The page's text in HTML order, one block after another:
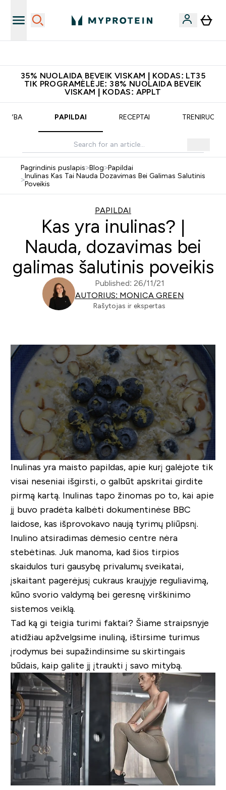
35% NUOLAIDA BEVEIK VISKAM | KODAS: LT35
TIK PROGRAMĖLĖJE: 38% NUOLAIDA BEVEIK
VISKAM | KODAS: APPLT
PAPILDAI RECEPTAI
Pagrindinis puslapis>Blog>Papildai
>Inulinas Kas Tai Nauda Dozavimas Bei Galimas Salutinis
Poveikis
PAPILDAI
Kas yra inulinas? |
Nauda, dozavimas bei
galimas šalutinis poveikis
Published: 26/11/21
AUTORIUS: MONICA GREEN
Rašytojas ir ekspertas
Inulinas yra maisto papildas, apie kurį galėjote tik
visai neseniai išgirsti, o galbūt apskritai girdite
pirmą kartą. Inulinas tapo žinomas po to, kai apie
jį buvo pradėta kalbėti dokumentinėse BBC
laidose, kas išprovokavo naują tyrimų pliūpsnį.
Inulino atsiradimas dėmesio centre nėra
stebėtinas. Juk manoma, kad šios tirpios
skaidulos turi gausybę privalumų sveikatai,
įskaitant pagerėjusį cukraus kraujyje reguliavimą,
kūno svorio valdymą bei geresnę virškinimo
sistemos veiklą.
Tad ką gi teigia turimi faktai? Šiame straipsnyje
atidžiau apžvelgsime inuliną, ištirsime turimus
įrodymus bei supažindinsime su skirtingais
būdais, kaip galite jį įtraukti į savo mitybą.